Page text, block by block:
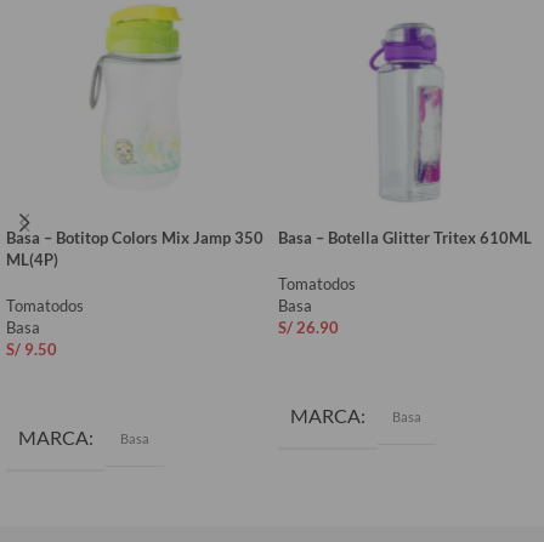
Basa – Botitop Colors Mix Jamp 350
ML(4P)
Tomatodos
Basa
S/ 9.50
MARCA Basa
Basa – Botella Glitter Tritex 610ML
Tomatodos
Basa
S/ 26.90
MARCA Basa